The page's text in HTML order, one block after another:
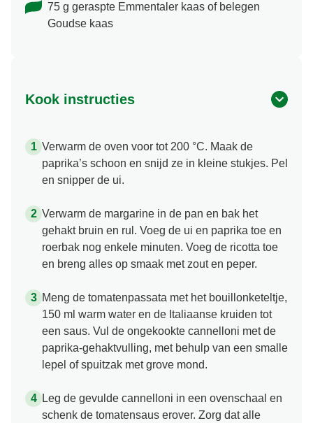
75 g geraspte Emmentaler kaas of belegen
Goudse kaas
Kook instructies
Verwarm de oven voor tot 200 °C. Maak de
paprika’s schoon en snijd ze in kleine stukjes. Pel
en snipper de ui.
Verwarm de margarine in de pan en bak het
gehakt bruin en rul. Voeg de ui en paprika toe en
roerbak nog enkele minuten. Voeg de ricotta toe
en breng alles op smaak met zout en peper.
Meng de tomatenpassata met het bouillonketeltje,
150 ml warm water en de Italiaanse kruiden tot
een saus. Vul de ongekookte cannelloni met de
paprika-gehaktvulling, met behulp van een smalle
lepel of spuitzak met grove mond.
Leg de gevulde cannelloni in een ovenschaal en
schenk de tomatensaus erover. Zorg dat alle